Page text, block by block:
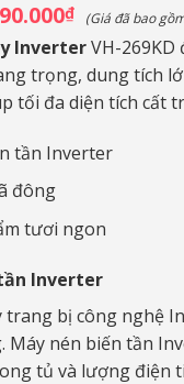
₫Giá
hiện
tại
là:
7.790.000₫.
(Giá đã bao
InverterVH-
trọng, dung tích
tối đa diện tích cất
tần Inverter
đông
tươi ngon
Inverter
trang bị công nghệ
Máy nén biến tần
tủ và lượng điện